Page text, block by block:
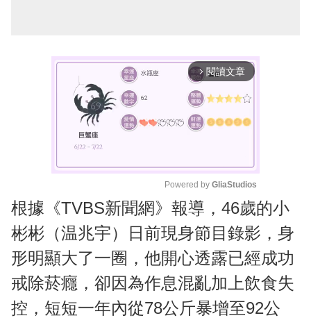
arrow_forward_ios 閱讀文章
M
u
t
e
Powered by GliaStudios
根據《TVBS新聞網》報導，46歲的小
彬彬（温兆宇）日前現身節目錄影，身
形明顯大了一圈，他開心透露已經成功
戒除菸癮，卻因為作息混亂加上飲食失
控，短短一年內從78公斤暴增至92公